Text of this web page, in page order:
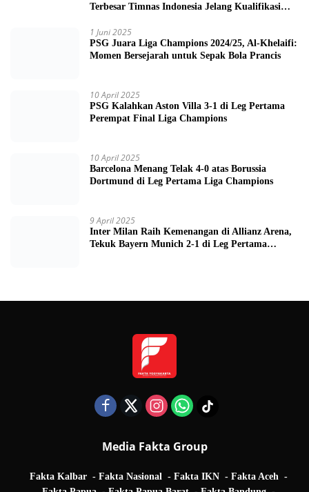
Terbesar Timnas Indonesia Jelang Kualifikasi
1 Juni 2025
PSG Kalahkan Aston Villa 3-1 di Leg Pertama
Perempat Final Liga Champions
10 April 2025
Barcelona Menang Telak 4-0 atas Borussia
Dortmund di Leg Pertama Liga Champions
Tekuk Bayern Munich 2-1 di Leg Pertama
Quarter Final UEFA Champions League